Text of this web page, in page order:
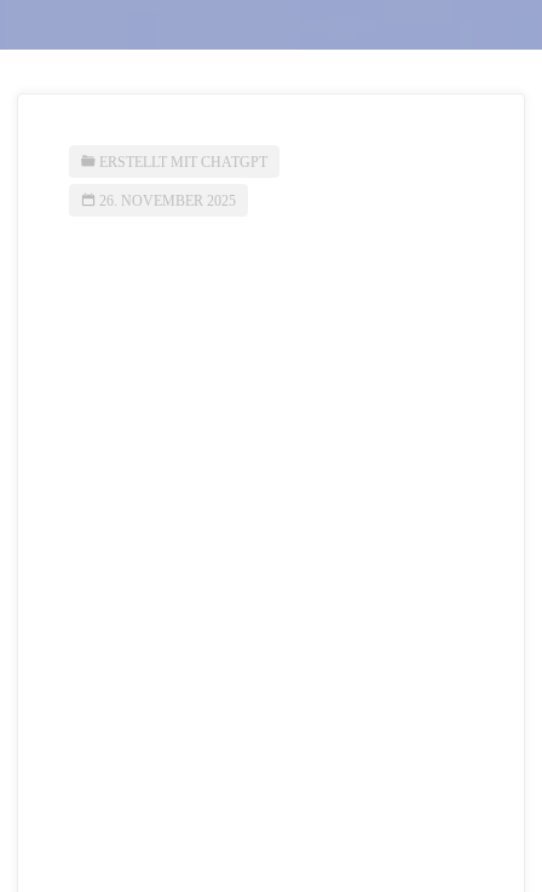
ERSTELLT MIT CHATGPT
26. NOVEMBER 2025